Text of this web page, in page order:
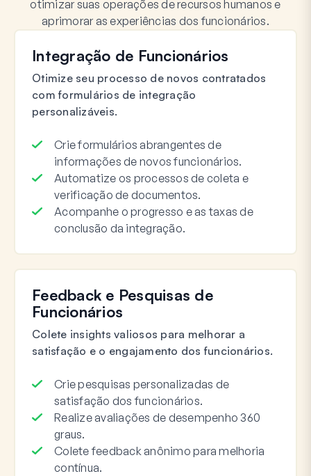
otimizar suas operações de recursos humanos e
aprimorar as experiências dos funcionários.
Integração de Funcionários
Otimize seu processo de novos contratados
com formulários de integração
personalizáveis.
Crie formulários abrangentes de
informações de novos funcionários.
Automatize os processos de coleta e
verificação de documentos.
Acompanhe o progresso e as taxas de
conclusão da integração.
Feedback e Pesquisas de
Funcionários
Colete insights valiosos para melhorar a
satisfação e o engajamento dos funcionários.
Crie pesquisas personalizadas de
satisfação dos funcionários.
Realize avaliações de desempenho 360
graus.
Colete feedback anônimo para melhoria
contínua.